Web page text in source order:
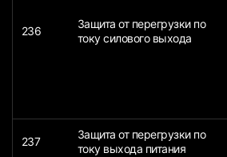
236
Защита от перегрузки по
току силового выхода
237
Защита от перегрузки по
току выхода питания